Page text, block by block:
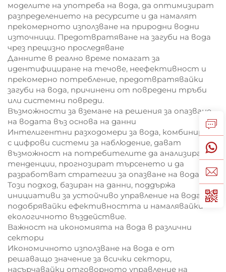
моделите на употреба на вода, да оптимизират
разпределението на ресурсите и да намалят
прекомерното използване на природни водни
източници. Предотвратяване на загуби на вода
чрез прецизно проследяване
Данните в реално време помагат за
идентифициране на течове, неефективност и
прекомерно потребление, предотвратявайки
загуби на вода, причинени от повредени тръби
или системни повреди.
Възможности за вземане на решения за опазване
на водата въз основа на данни
Интелигентни разходомери за вода, комбинирани
с цифрови системи за наблюдение, дават
възможност на потребителите да анализират
тенденции, прогнозират търсенето и да
разработват стратегии за опазване на водата.
Този подход, базиран на данни, поддържа
инициативи за устойчиво управление на водата,
подобрявайки ефективността и намалявайки
екологичното въздействие.
Важност на икономията на вода в различни
сектори
Икономичното използване на вода е от
решаващо значение за всички сектори,
насърчавайки отговорното управление на